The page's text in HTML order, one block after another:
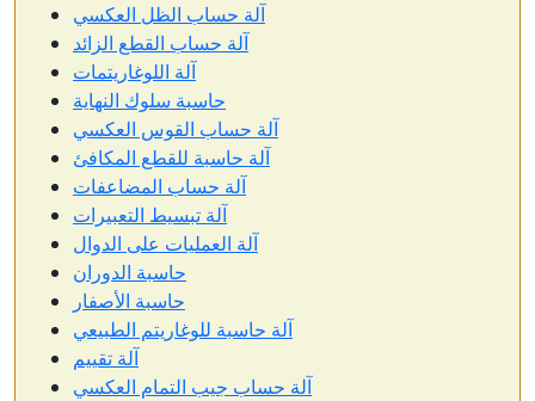
آلة حساب الظل العكسي
آلة حساب القطع الزائد
آلة اللوغاريتمات
حاسبة سلوك النهاية
آلة حساب القوس العكسي
آلة حاسبة للقطع المكافئ
آلة حساب المضاعفات
آلة تبسيط التعبيرات
آلة العمليات على الدوال
حاسبة الدوران
حاسبة الأصفار
آلة حاسبة للوغاريتم الطبيعي
آلة تقييم
آلة حساب جيب التمام العكسي